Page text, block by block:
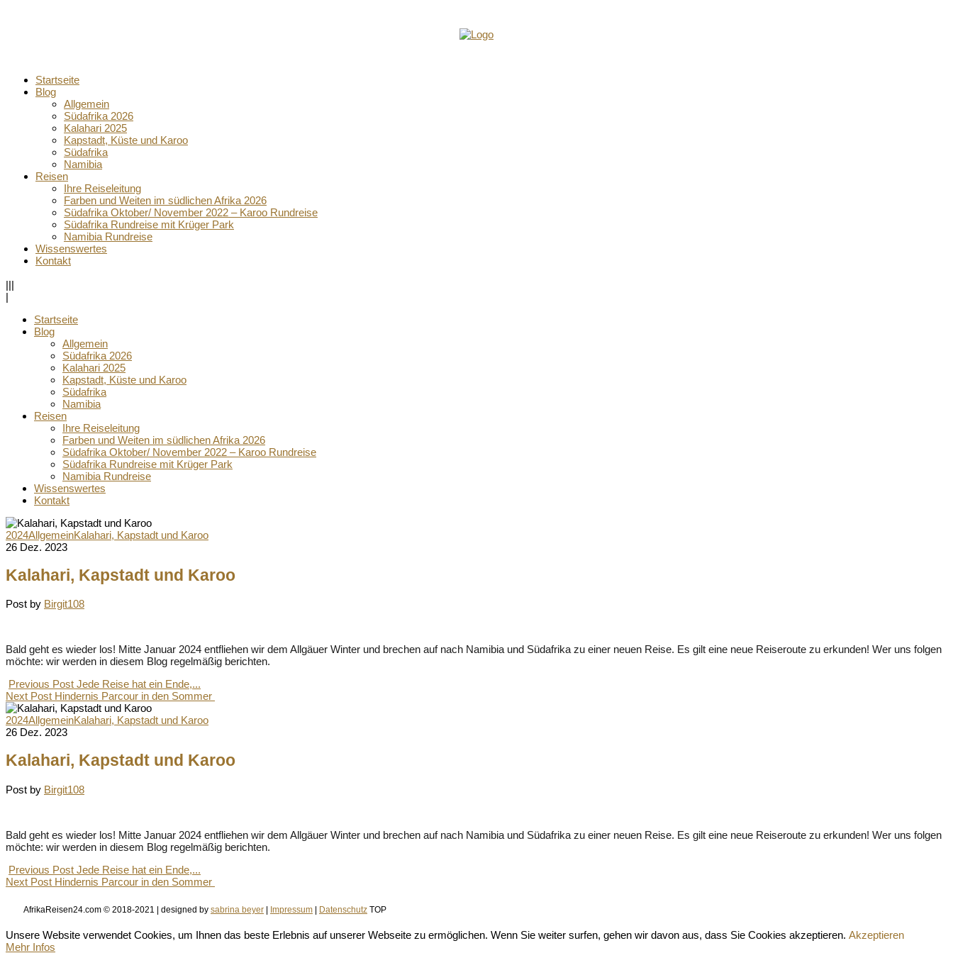
Startseite
Blog
Allgemein
Südafrika 2026
Kalahari 2025
Kapstadt, Küste und Karoo
Südafrika
Namibia
Reisen
Ihre Reiseleitung
Farben und Weiten im südlichen Afrika 2026
Südafrika Oktober/ November 2022 – Karoo Rundreise
Südafrika Rundreise mit Krüger Park
Namibia Rundreise
Wissenswertes
Kontakt
|||
|
Startseite
Blog
Allgemein
Südafrika 2026
Kalahari 2025
Kapstadt, Küste und Karoo
Südafrika
Namibia
Reisen
Ihre Reiseleitung
Farben und Weiten im südlichen Afrika 2026
Südafrika Oktober/ November 2022 – Karoo Rundreise
Südafrika Rundreise mit Krüger Park
Namibia Rundreise
Wissenswertes
Kontakt
2024AllgemeinKalahari, Kapstadt und Karoo
26 Dez. 2023
Kalahari, Kapstadt und Karoo
Post by Birgit108
Bald geht es wieder los! Mitte Januar 2024 entfliehen wir dem Allgäuer Winter und brechen auf nach Namibia und Südafrika zu einer neuen Reise. Es gilt eine neue Reiseroute zu erkunden! Wer uns folgen
möchte: wir werden in diesem Blog regelmäßig berichten.
Previous Post Jede Reise hat ein Ende,...
Next Post Hindernis Parcour in den Sommer
2024AllgemeinKalahari, Kapstadt und Karoo
26 Dez. 2023
Kalahari, Kapstadt und Karoo
Post by Birgit108
Bald geht es wieder los! Mitte Januar 2024 entfliehen wir dem Allgäuer Winter und brechen auf nach Namibia und Südafrika zu einer neuen Reise. Es gilt eine neue Reiseroute zu erkunden! Wer uns folgen
möchte: wir werden in diesem Blog regelmäßig berichten.
Previous Post Jede Reise hat ein Ende,...
Next Post Hindernis Parcour in den Sommer
AfrikaReisen24.com © 2018-2021 | designed by sabrina beyer | Impressum | Datenschutz TOP
Unsere Website verwendet Cookies, um Ihnen das beste Erlebnis auf unserer Webseite zu ermöglichen. Wenn Sie weiter surfen, gehen wir davon aus, dass Sie Cookies akzeptieren. Akzeptieren
Mehr Infos